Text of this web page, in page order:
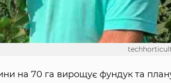
на 70 га вирощує фундук та